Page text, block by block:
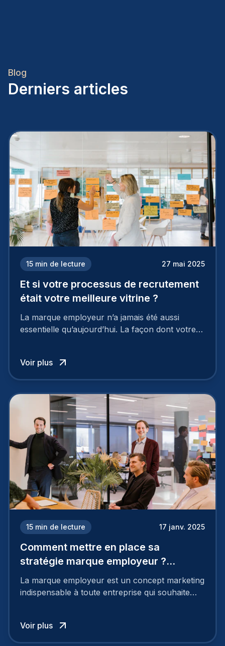
Blog
Derniers articles
15 min de lecture 27 mai 2025
Et si votre processus de recrutement
était votre meilleure vitrine ?
La marque employeur n’a jamais été aussi
essentielle qu’aujourd’hui. La façon dont votre
à perdre les meilleurs profils.
Voir plus
15 min de lecture 17 janv. 2025
Comment mettre en place sa
stratégie marque employeur ?
Découvrez les 7 étapes
La marque employeur est un concept marketing
indispensable à toute entreprise qui souhaite
employeur solide et positive sont évidentes, ce
travail, pour qu’il soit réussi, ne peut se faire en
Voir plus